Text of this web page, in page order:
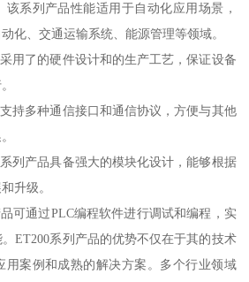
系列产品性能适用于自动化应用场景，
化、交通运输系统、能源管理等领域。
用了的硬件设计和的生产工艺，保证设备
持多种通信接口和通信协议，方便与其他
列产品具备强大的模块化设计，能够根据
升级。
可通过PLC编程软件进行调试和编程，实
ET200系列产品的优势不仅在于其的技术
用案例和成熟的解决方案。多个行业领域